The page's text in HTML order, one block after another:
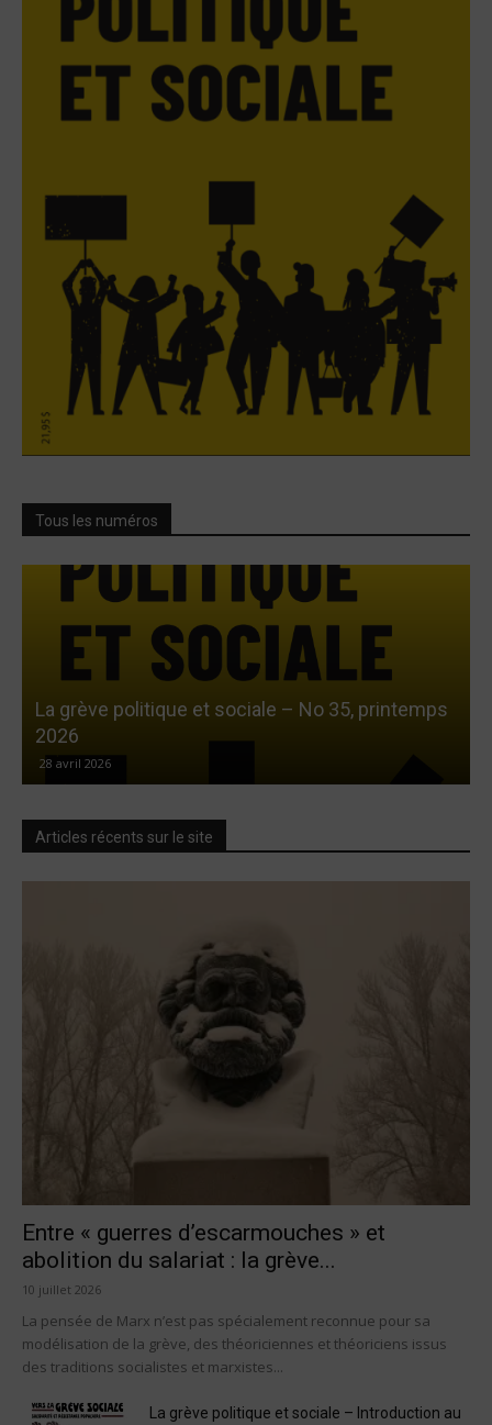
Tous les numéros
La grève politique et sociale – No 35, printemps
2026
28 avril 2026
Articles récents sur le site
Entre « guerres d’escarmouches » et
abolition du salariat : la grève...
10 juillet 2026
La pensée de Marx n’est pas spécialement reconnue pour sa
modélisation de la grève, des théoriciennes et théoriciens issus
des traditions socialistes et marxistes...
La grève politique et sociale – Introduction au